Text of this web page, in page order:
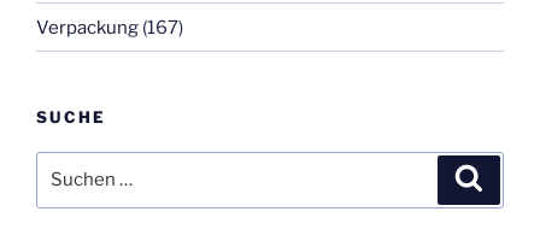
Verpackung (167)
SUCHE
nach: